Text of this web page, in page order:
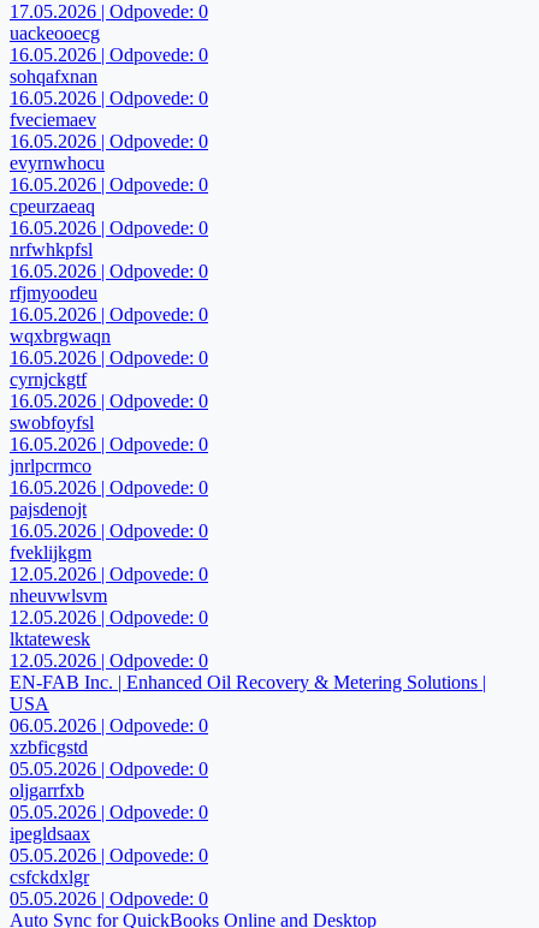
17.05.2026 | Odpovede: 0
uackeooecg
16.05.2026 | Odpovede: 0
sohqafxnan
16.05.2026 | Odpovede: 0
fveciemaev
16.05.2026 | Odpovede: 0
evyrnwhocu
16.05.2026 | Odpovede: 0
cpeurzaeaq
16.05.2026 | Odpovede: 0
nrfwhkpfsl
16.05.2026 | Odpovede: 0
rfjmyoodeu
16.05.2026 | Odpovede: 0
wqxbrgwaqn
16.05.2026 | Odpovede: 0
cyrnjckgtf
16.05.2026 | Odpovede: 0
swobfoyfsl
16.05.2026 | Odpovede: 0
jnrlpcrmco
16.05.2026 | Odpovede: 0
pajsdenojt
16.05.2026 | Odpovede: 0
fveklijkgm
12.05.2026 | Odpovede: 0
nheuvwlsvm
12.05.2026 | Odpovede: 0
lktatewesk
12.05.2026 | Odpovede: 0
EN-FAB Inc. | Enhanced Oil Recovery & Metering Solutions |
USA
06.05.2026 | Odpovede: 0
xzbficgstd
05.05.2026 | Odpovede: 0
oljgarrfxb
05.05.2026 | Odpovede: 0
ipegldsaax
05.05.2026 | Odpovede: 0
csfckdxlgr
05.05.2026 | Odpovede: 0
Auto Sync for QuickBooks Online and Desktop